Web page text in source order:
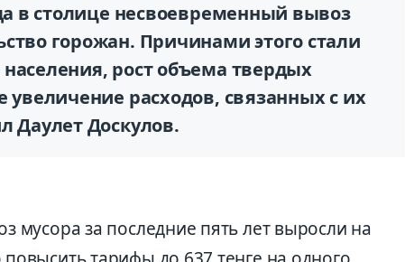
в столице несвоевременный вывоз
горожан. Причинами этого стали
рост объема твердых
увеличение расходов, связанных с их
Даулет Доскулов.
мусора за последние пять лет выросли на